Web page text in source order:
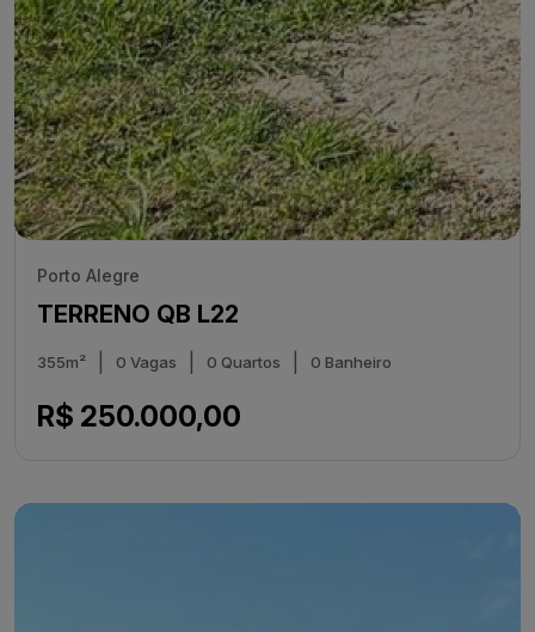
Porto Alegre
TERRENO QB L22
355m² 0 Vagas 0 Quartos 0 Banheiro
R$ 250.000,00